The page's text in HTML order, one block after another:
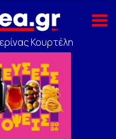
Κουρτέλη